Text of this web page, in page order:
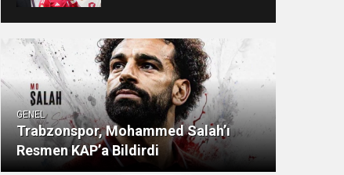
GENEL
Trabzonspor, Mohammed Salah’ı
Resmen KAP’a Bildirdi